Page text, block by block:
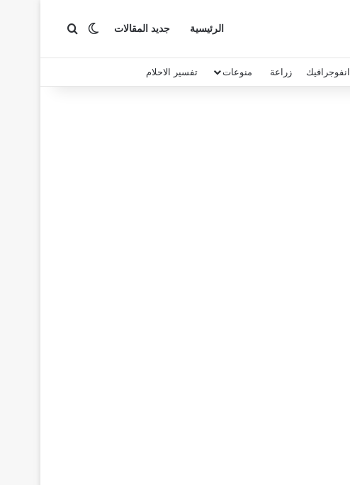
الرئيسية جديد المقالات الوضع المظلم
بحث عن
انفوجرافيك زراعة منوعات تفسير الاحلام